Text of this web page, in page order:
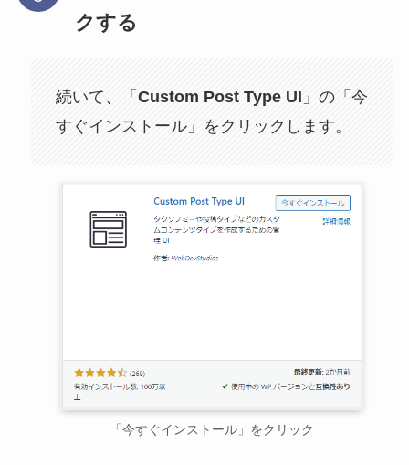
クする
続いて、「 Custom Post Type UI 」の「今
すぐインストール」をクリックします。
「今すぐインストール」をクリック